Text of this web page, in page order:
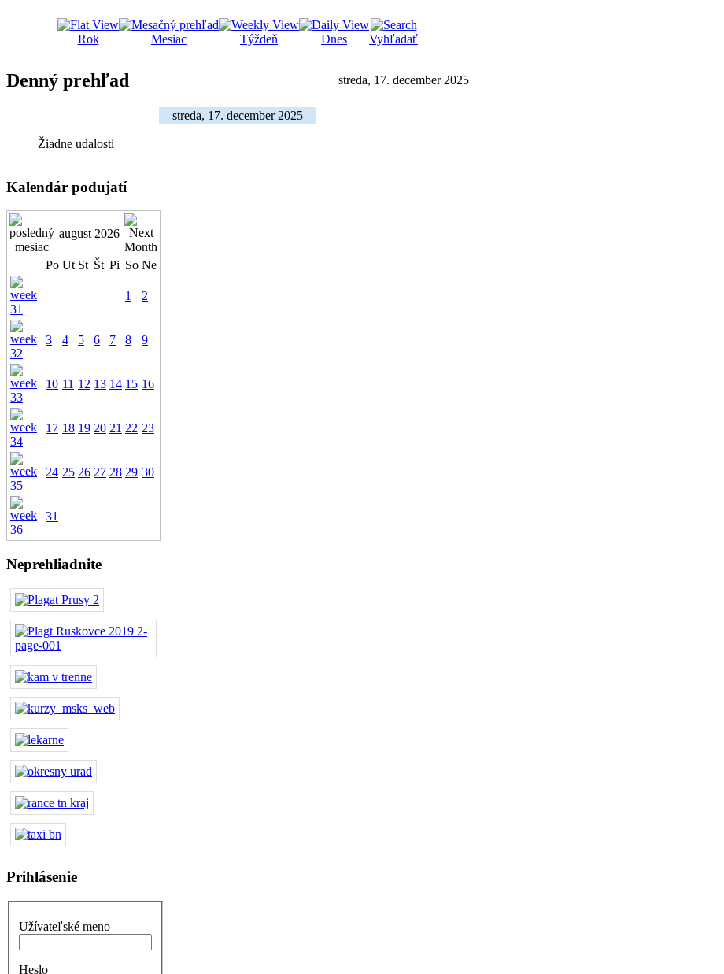
Rok Mesiac Týždeň Dnes Vyhľadať
Denný prehľad streda, 17. december 2025
streda, 17. december 2025
Žiadne udalosti
Kalendár podujatí
august 2026
Po Ut St Št Pi So Ne
1 2
3 4 5 6 7 8 9
10 11 12 13 14 15 16
17 18 19 20 21 22 23
24 25 26 27 28 29 30
31
Neprehliadnite
Prihlásenie
Užívateľské meno
Heslo